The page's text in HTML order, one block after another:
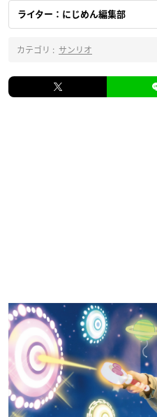
ライター：にじめん編集部
カテゴリ : サンリオ